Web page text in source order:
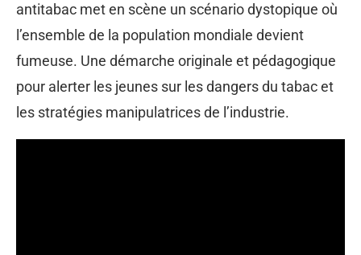
antitabac met en scène un scénario dystopique où
l’ensemble de la population mondiale devient
fumeuse. Une démarche originale et pédagogique
pour alerter les jeunes sur les dangers du tabac et
les stratégies manipulatrices de l’industrie.